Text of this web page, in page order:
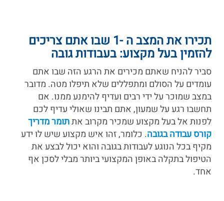
תכירו את המצב ה -1 שבו אתם צריכים
להזמין בעל מקצוע: בעבודות גובה
סביר להניח שאתם מכירים את הרגע הזה שבו אתם
עומדים על הסולם ומתפללים שלא תיפלו מטה. מדובר
במצב שמוכר על ידי רבים ועדיף להימנע ממנו. אם
תחשבו רגע על שמעון, אתם תבינו שאולי עדיף לכם
לפנות אל בעל מקצוע שמכיר מקרוב אתתומר מדריך
קורס עבודה בגובה. כלומר, זהו איש מקצוע שיש לו ידע
מקיף בכל הנוגע לעבודות בגובה והוא יכול לבצע את
הטיפול בתקלה באופן המקצועי ביותר מבלי לסכן אף
אחד.